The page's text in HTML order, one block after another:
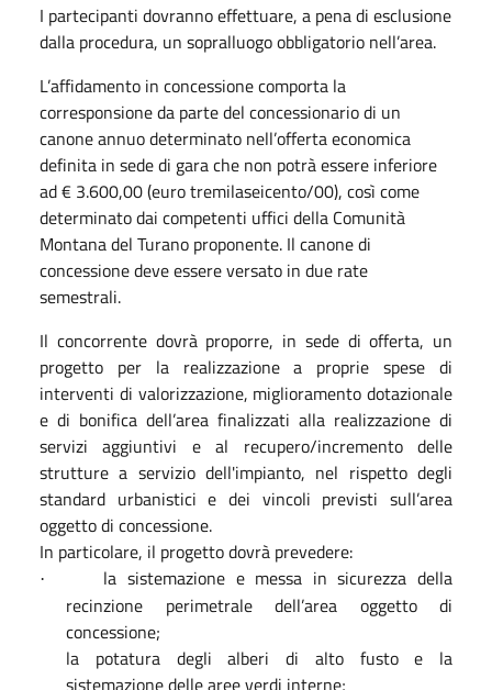
I partecipanti dovranno effettuare, a pena di esclusione
dalla procedura, un sopralluogo obbligatorio nell’area.
L’affidamento in concessione comporta la
corresponsione da parte del concessionario di un
canone annuo determinato nell’offerta economica
definita in sede di gara che non potrà essere inferiore
ad € 3.600,00 (euro tremilaseicento/00), così come
determinato dai competenti uffici della Comunità
Montana del Turano proponente. Il canone di
concessione deve essere versato in due rate
semestrali.
Il concorrente dovrà proporre, in sede di offerta, un
progetto per la realizzazione a proprie spese di
interventi di valorizzazione, miglioramento dotazionale
e di bonifica dell’area finalizzati alla realizzazione di
servizi aggiuntivi e al recupero/incremento delle
strutture a servizio dell'impianto, nel rispetto degli
standard urbanistici e dei vincoli previsti sull’area
oggetto di concessione.
In particolare, il progetto dovrà prevedere:
·
la sistemazione e messa in sicurezza della
recinzione perimetrale dell’area oggetto di
concessione;
la potatura degli alberi di alto fusto e la
sistemazione delle aree verdi interne;